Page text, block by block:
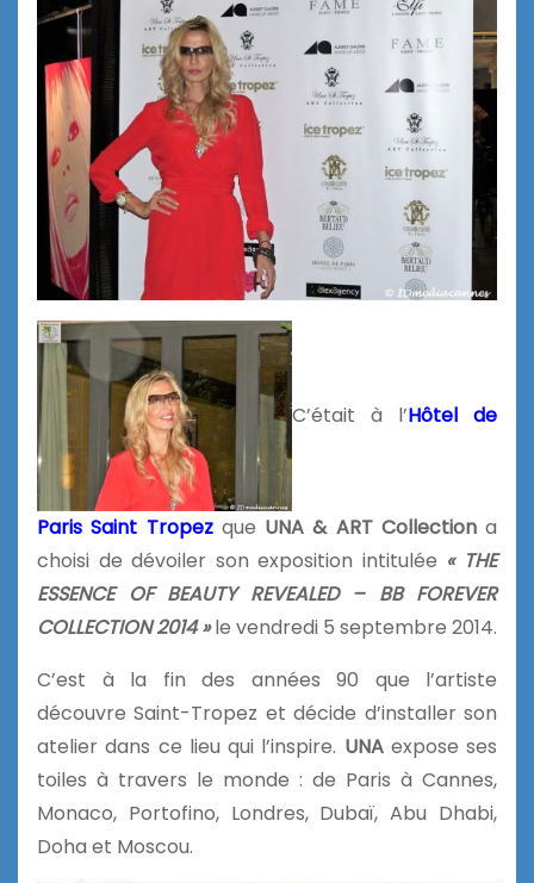
C’était à l’Hôtel de
Paris Saint Tropezque UNA & ART Collectiona
choisi de dévoiler son exposition intitulée « THE
ESSENCE OF BEAUTY REVEALED – BB FOREVER
COLLECTION 2014 »le vendredi 5 septembre 2014.
C’est à la fin des années 90 que l’artiste
découvre Saint-Tropez et décide d’installer son
atelier dans ce lieu qui l’inspire. UNAexpose ses
toiles à travers le monde : de Paris à Cannes,
Monaco, Portofino, Londres, Dubaï, Abu Dhabi,
Doha et Moscou.